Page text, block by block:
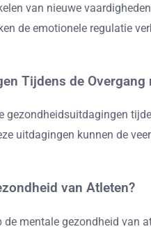
van nieuwe
de emotionele regulatie
Tijdens de Overgang
uitdagingen kunnen de
van Atleten?
mentale gezondheid van